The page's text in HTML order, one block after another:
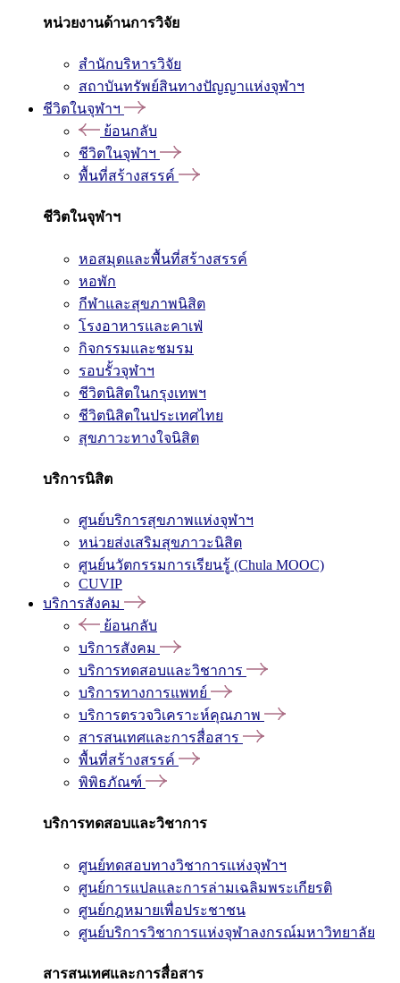
หน่วยงานด้านการวิจัย
สำนักบริหารวิจัย
สถาบันทรัพย์สินทางปัญญาแห่งจุฬาฯ
ชีวิตในจุฬาฯ
ย้อนกลับ
ชีวิตในจุฬาฯ
พื้นที่สร้างสรรค์
ชีวิตในจุฬาฯ
หอสมุดและพื้นที่สร้างสรรค์
หอพัก
กีฬาและสุขภาพนิสิต
โรงอาหารและคาเฟ่
กิจกรรมและชมรม
รอบรั้วจุฬาฯ
ชีวิตนิสิตในกรุงเทพฯ
ชีวิตนิสิตในประเทศไทย
สุขภาวะทางใจนิสิต
บริการนิสิต
ศูนย์บริการสุขภาพแห่งจุฬาฯ
หน่วยส่งเสริมสุขภาวะนิสิต
ศูนย์นวัตกรรมการเรียนรู้ (Chula MOOC)
CUVIP
บริการสังคม
ย้อนกลับ
บริการสังคม
บริการทดสอบและวิชาการ
บริการทางการแพทย์
บริการตรวจวิเคราะห์คุณภาพ
สารสนเทศและการสื่อสาร
พื้นที่สร้างสรรค์
พิพิธภัณฑ์
บริการทดสอบและวิชาการ
ศูนย์ทดสอบทางวิชาการแห่งจุฬาฯ
ศูนย์การแปลและการล่ามเฉลิมพระเกียรติ
ศูนย์กฎหมายเพื่อประชาชน
ศูนย์บริการวิชาการแห่งจุฬาลงกรณ์มหาวิทยาลัย
สารสนเทศและการสื่อสาร